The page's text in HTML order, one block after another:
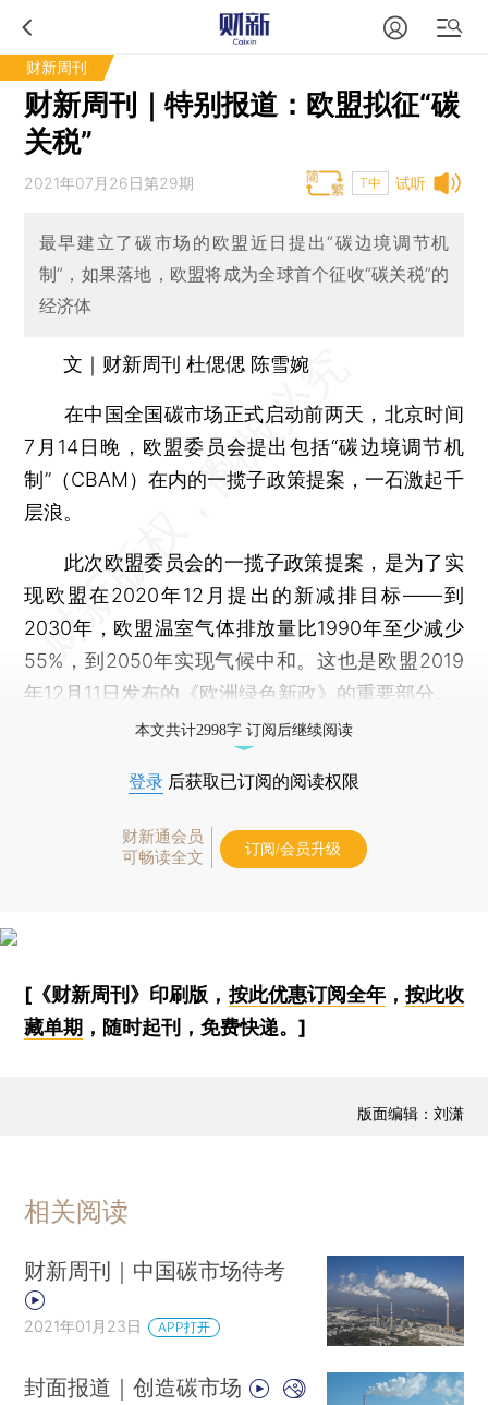
财新周刊
财新周刊｜特别报道：欧盟拟征“碳
关税”
试听
2021年07月26日第29期 T中
最早建立了碳市场的欧盟近日提出“碳边境调节机
制”，如果落地，欧盟将成为全球首个征收“碳关税”的
经济体
文｜财新周刊 杜偲偲 陈雪婉
在中国全国碳市场正式启动前两天，北京时间
7月14日晚，欧盟委员会提出包括“碳边境调节机
制”（CBAM）在内的一揽子政策提案，一石激起千
层浪。
此次欧盟委员会的一揽子政策提案，是为了实
现欧盟在2020年12月提出的新减排目标——到
2030年，欧盟温室气体排放量比1990年至少减少
55%，到2050年实现气候中和。这也是欧盟2019
年12月11日发布的《欧洲绿色新政》的重要部分。
本文共计2998字 订阅后继续阅读
登录 后获取已订阅的阅读权限
财新通会员
可畅读全文
订阅/会员升级
[《财新周刊》印刷版， 按此优惠订阅全年， 按此收
藏单期 ，随时起刊，免费快递。]
版面编辑：刘潇
相关阅读
财新周刊｜中国碳市场待考
2021年01月23日 APP打开
封面报道｜创造碳市场